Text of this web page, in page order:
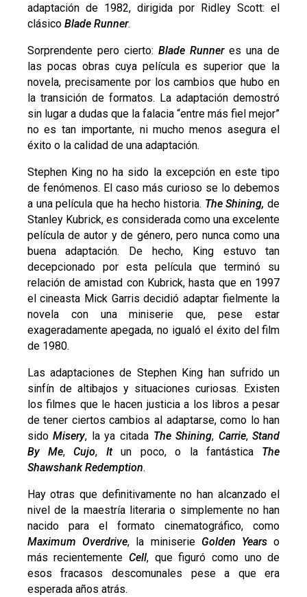
adaptación de 1982, dirigida por Ridley Scott: el
clásico Blade Runner.
Sorprendente pero cierto: Blade Runneres una de
las pocas obras cuya película es superior que la
novela, precisamente por los cambios que hubo en
la transición de formatos. La adaptación demostró
sin lugar a dudas que la falacia “entre más fiel mejor”
no es tan importante, ni mucho menos asegura el
éxito o la calidad de una adaptación.
Stephen King no ha sido la excepción en este tipo
de fenómenos. El caso más curioso se lo debemos
a una película que ha hecho historia. The Shining,de
Stanley Kubrick, es considerada como una excelente
película de autor y de género, pero nunca como una
buena adaptación. De hecho, King estuvo tan
decepcionado por esta película que terminó su
relación de amistad con Kubrick, hasta que en 1997
el cineasta Mick Garris decidió adaptar fielmente la
novela con una miniserie que, pese estar
exageradamente apegada, no igualó el éxito del film
de 1980.
Las adaptaciones de Stephen King han sufrido un
sinfín de altibajos y situaciones curiosas. Existen
los filmes que le hacen justicia a los libros a pesar
de tener ciertos cambios al adaptarse, como lo han
sidoMisery, la ya citada The Shining, Carrie,Stand
By Me,Cujo, Itun poco, o la fantástica The
Shawshank Redemption.
Hay otras que definitivamente no han alcanzado el
nivel de la maestría literaria o simplemente no han
nacido para el formato cinematográfico, como
Maximum Overdrive, la miniserie Golden Years o
más recientementeCell, que figuró como uno de
esos fracasos descomunales pese a que era
esperada años atrás.